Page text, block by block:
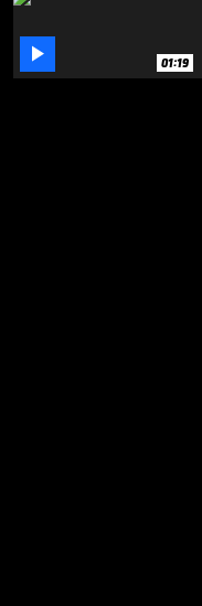
 01:19